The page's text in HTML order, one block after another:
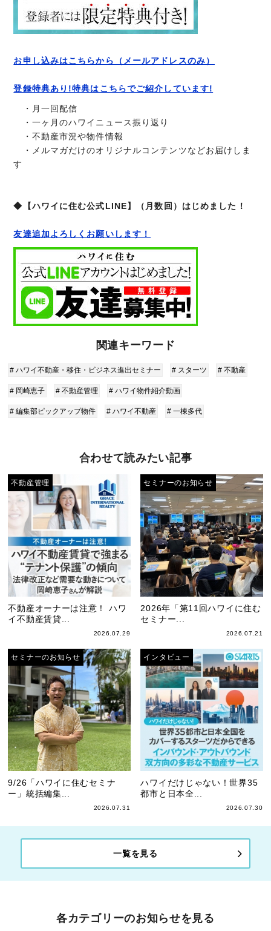
お申し込みはこちらから（メールアドレスのみ）
登録特典あり!特典はこちらでご紹介しています!
・月一回配信
・一ヶ月のハワイニュース振り返り
・不動産市況や物件情報
・メルマガだけのオリジナルコンテンツなどお届けしま
す
◆【ハワイに住む公式LINE】（月数回）はじめました！
友達追加よろしくお願いします！
関連キーワード
# ハワイ不動産・移住・ビジネス進出セミナー # スターツ # 不動産
# 岡崎恵子 # 不動産管理 # ハワイ物件紹介動画
# 編集部ピックアップ物件 # ハワイ不動産 # 一棟多代
合わせて読みたい記事
不動産管理
不動産オーナーは注意！ ハワ
イ不動産賃貸...
2026.07.29
セミナーのお知らせ
2026年「第11回ハワイに住む
セミナー...
2026.07.21
セミナーのお知らせ
9/26「ハワイに住むセミナ
ー」統括編集...
2026.07.31
インタビュー
ハワイだけじゃない！世界35
都市と日本全...
2026.07.30
一覧を見る
各カテゴリーのお知らせを見る